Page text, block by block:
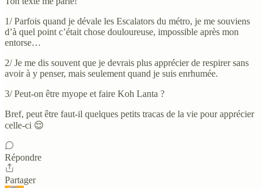
1/ Parfois quand je dévale les Escalators du métro, je me souviens
d’à quel point c’était chose douloureuse, impossible après mon
entorse…
2/ Je me dis souvent que je devrais plus apprécier de respirer sans
avoir à y penser, mais seulement quand je suis enrhumée.
3/ Peut-on être myope et faire Koh Lanta ?
Bref, peut être faut-il quelques petits tracas de la vie pour apprécier
celle-ci 😌
Répondre
Partager